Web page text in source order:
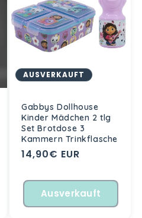
AUSVERKAUFT
Gabbys Dollhouse
Kinder Mädchen 2 tlg
Set Brotdose 3
Kammern Trinkflasche
Normaler
14,90€ EUR
Ausverkauft